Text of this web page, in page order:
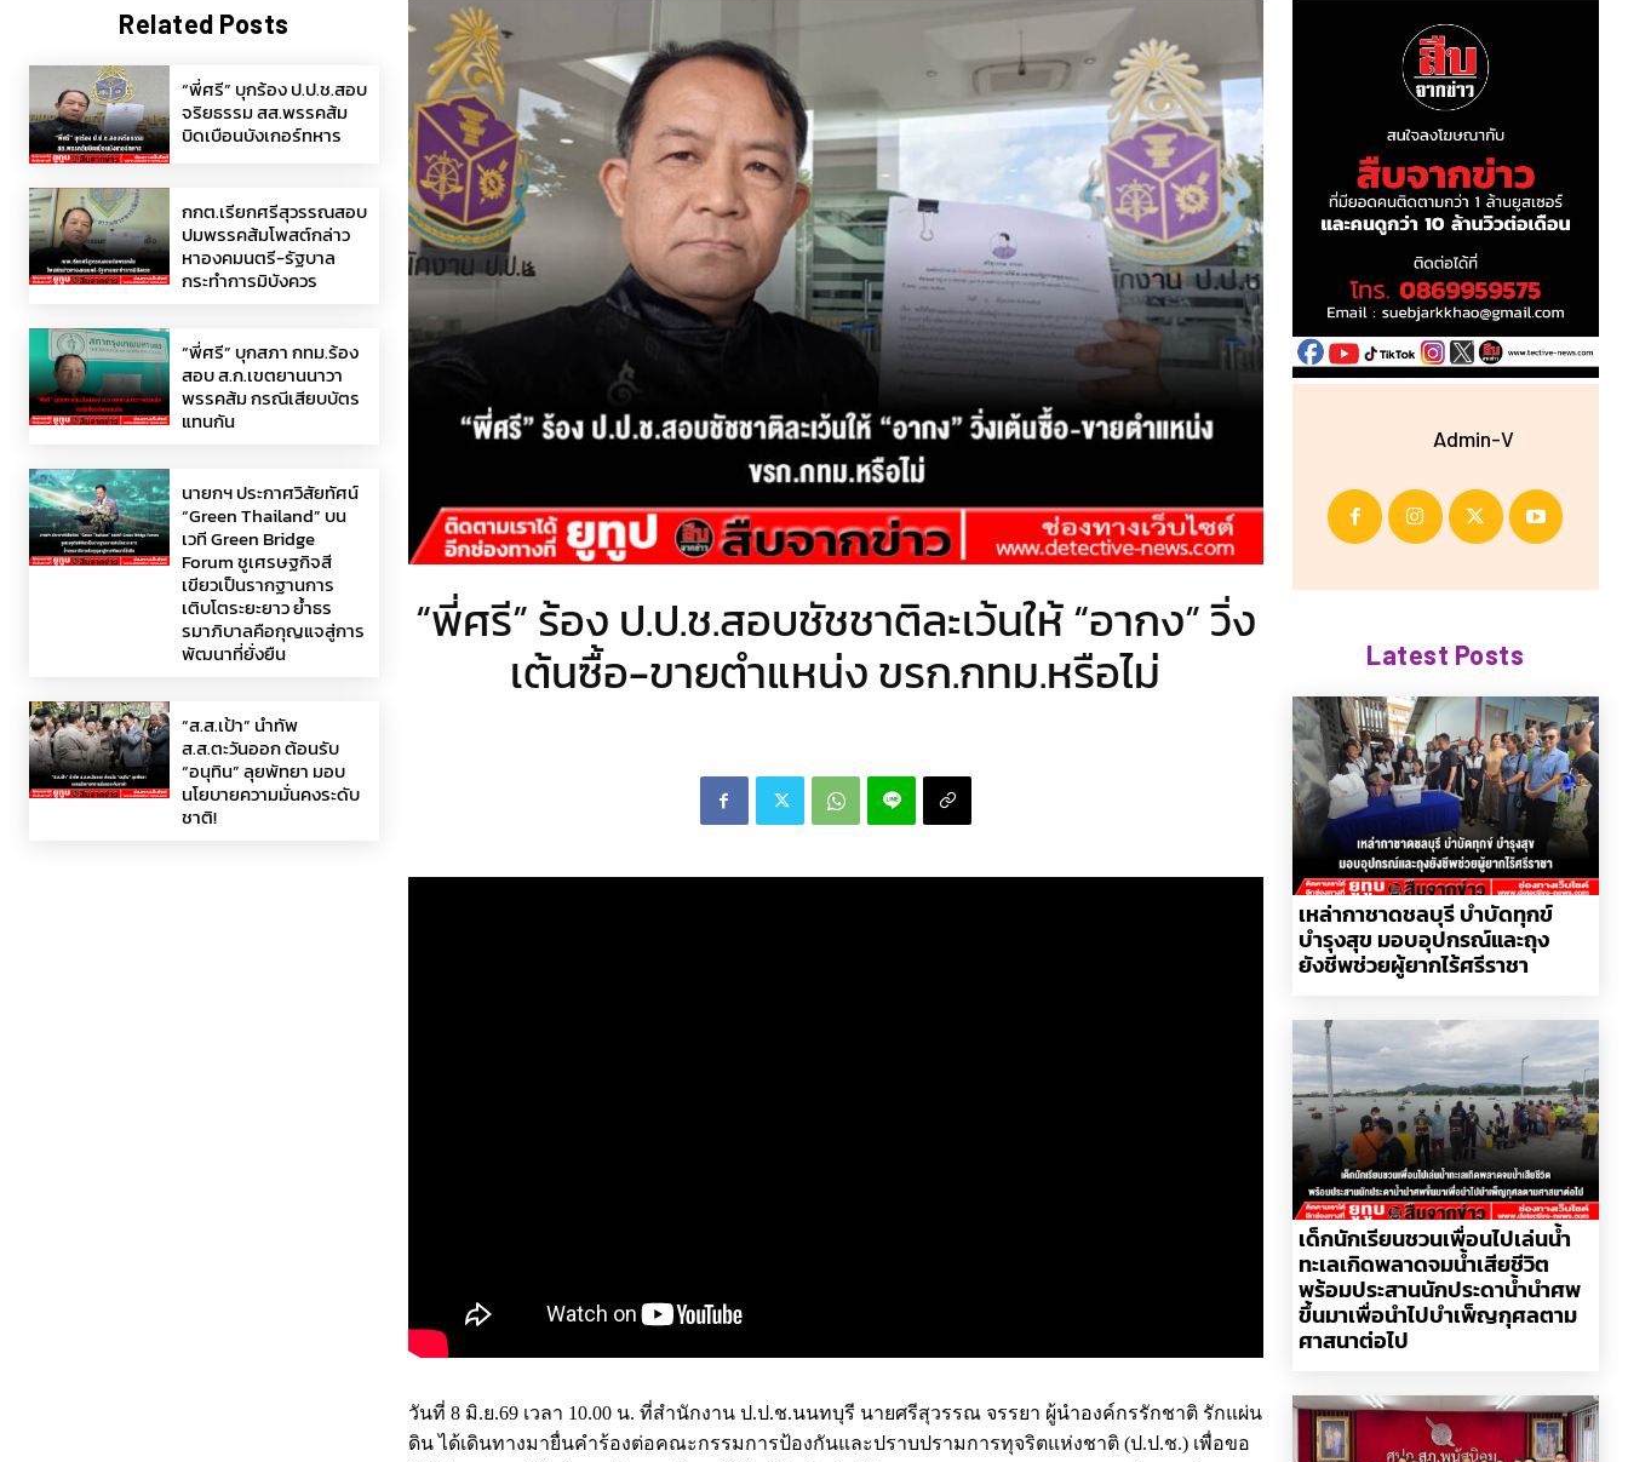
Related Posts
“พี่ศรี” บุกร้อง ป.ป.ช.สอบ
จริยธรรม สส.พรรคส้ม
บิดเบือนบังเกอร์ทหาร
กกต.เรียกศรีสุวรรณสอบ
ปมพรรคส้มโพสต์กล่าว
หาองคมนตรี-รัฐบาล
กระทำการมิบังควร
“พี่ศรี” บุกสภา กทม.ร้อง
สอบ ส.ก.เขตยานนาวา
พรรคส้ม กรณีเสียบบัตร
แทนกัน
นายกฯ ประกาศวิสัยทัศน์
“Green Thailand” บน
เวที Green Bridge
Forum ชูเศรษฐกิจสี
เขียวเป็นรากฐานการ
เติบโตระยะยาว ย้ำธร
รมาภิบาลคือกุญแจสู่การ
พัฒนาที่ยั่งยืน
“ส.ส.เป้า” นำทัพ
ส.ส.ตะวันออก ต้อนรับ
“อนุทิน” ลุยพัทยา มอบ
นโยบายความมั่นคงระดับ
ชาติ!
“พี่ศรี” ร้อง ป.ป.ช.สอบชัชชาติละเว้นให้ “อากง” วิ่ง
เต้นซื้อ-ขายตำแหน่ง ขรก.กทม.หรือไม่
วันที่ 8 มิ.ย.69 เวลา 10.00 น. ที่สำนักงาน ป.ป.ช.นนทบุรี นายศรีสุวรรณ จรรยา ผู้นำองค์กรรักชาติ รักแผ่น
ดิน ได้เดินทางมายื่นคำร้องต่อคณะกรรมการป้องกันและปราบปรามการทุจริตแห่งชาติ (ป.ป.ช.) เพื่อขอ
Admin-V
Latest Posts
เหล่ากาชาดชลบุรี บำบัดทุกข์
บำรุงสุข มอบอุปกรณ์และถุง
ยังชีพช่วยผู้ยากไร้ศรีราชา
เด็กนักเรียนชวนเพื่อนไปเล่นน้ำ
ทะเลเกิดพลาดจมน้ำเสียชีวิต
พร้อมประสานนักประดาน้ำนำศพ
ขึ้นมาเพื่อนำไปบำเพ็ญกุศลตาม
ศาสนาต่อไป